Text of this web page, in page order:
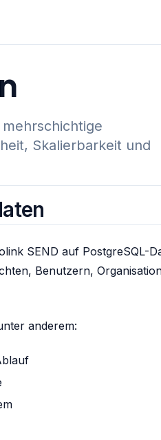
Skalierbarkeit und
SEND auf PostgreSQL-
Benutzern,
anderem: